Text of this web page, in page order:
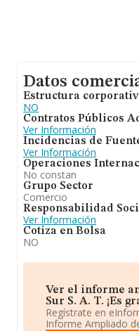
Datos
Estructura
NO
Contratos Públicos
Ver Información
Incidencias de
Ver Información
Operaciones
No constan
Grupo Sector
Comercio
Responsabilidad
Ver Información
Cotiza en Bolsa
NO
Ver el informe
Sur S. A. T. ¡Es
Regístrate en
Informe Ampliado